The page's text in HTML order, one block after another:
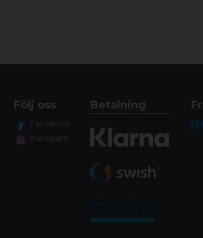
Följ oss
Facebook
Instagram
Betalning